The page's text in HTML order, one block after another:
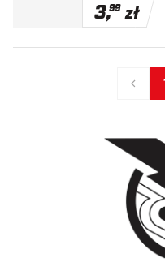
3,99 zł